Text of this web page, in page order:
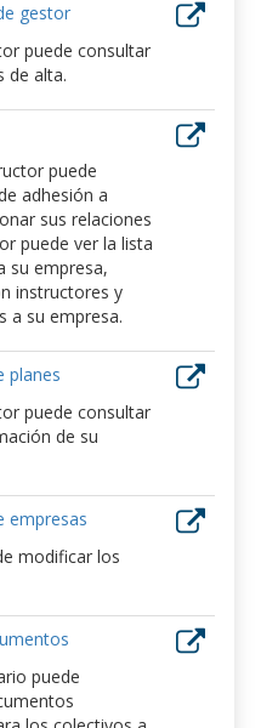
gestor
puede consultar
de alta.
puede
adhesión a
sus relaciones
puede ver la lista
su empresa,
instructores y
a su empresa.
planes
puede consultar
de su
empresas
modificar los
puede